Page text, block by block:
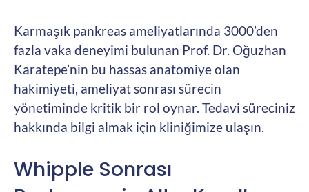
Karmaşık pankreas ameliyatlarında 3000’den
fazla vaka deneyimi bulunan Prof. Dr. Oğuzhan
Karatepe’nin bu hassas anatomiye olan
hakimiyeti, ameliyat sonrası sürecin
yönetiminde kritik bir rol oynar. Tedavi süreciniz
hakkında bilgi almak için kliniğimize ulaşın.
Whipple Sonrası